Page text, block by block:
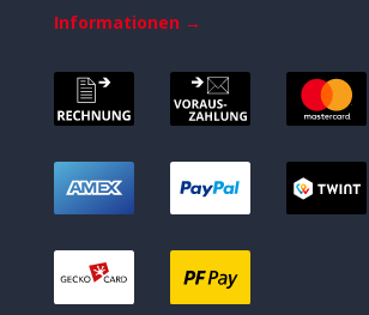
Informationen →